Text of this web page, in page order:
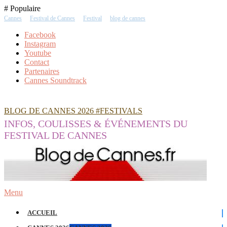
Skip
To
# Populaire
Cannes Festival de Cannes Festival blog de cannes
Facebook
Instagram
Youtube
Contact
Partenaires
Cannes Soundtrack
BLOG DE CANNES 2026 #FESTIVALS
INFOS, COULISSES & ÉVÉNEMENTS DU
FESTIVAL DE CANNES
Menu
ACCUEIL